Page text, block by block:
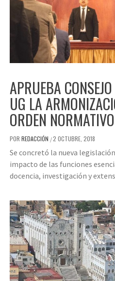
APRUEBA
UG LA
ORDEN NORMATIVO
POR REDACCIÓN /2 OCTUBRE, 2018
Se concretó la nueva
impacto de las funciones
docencia, investigación y